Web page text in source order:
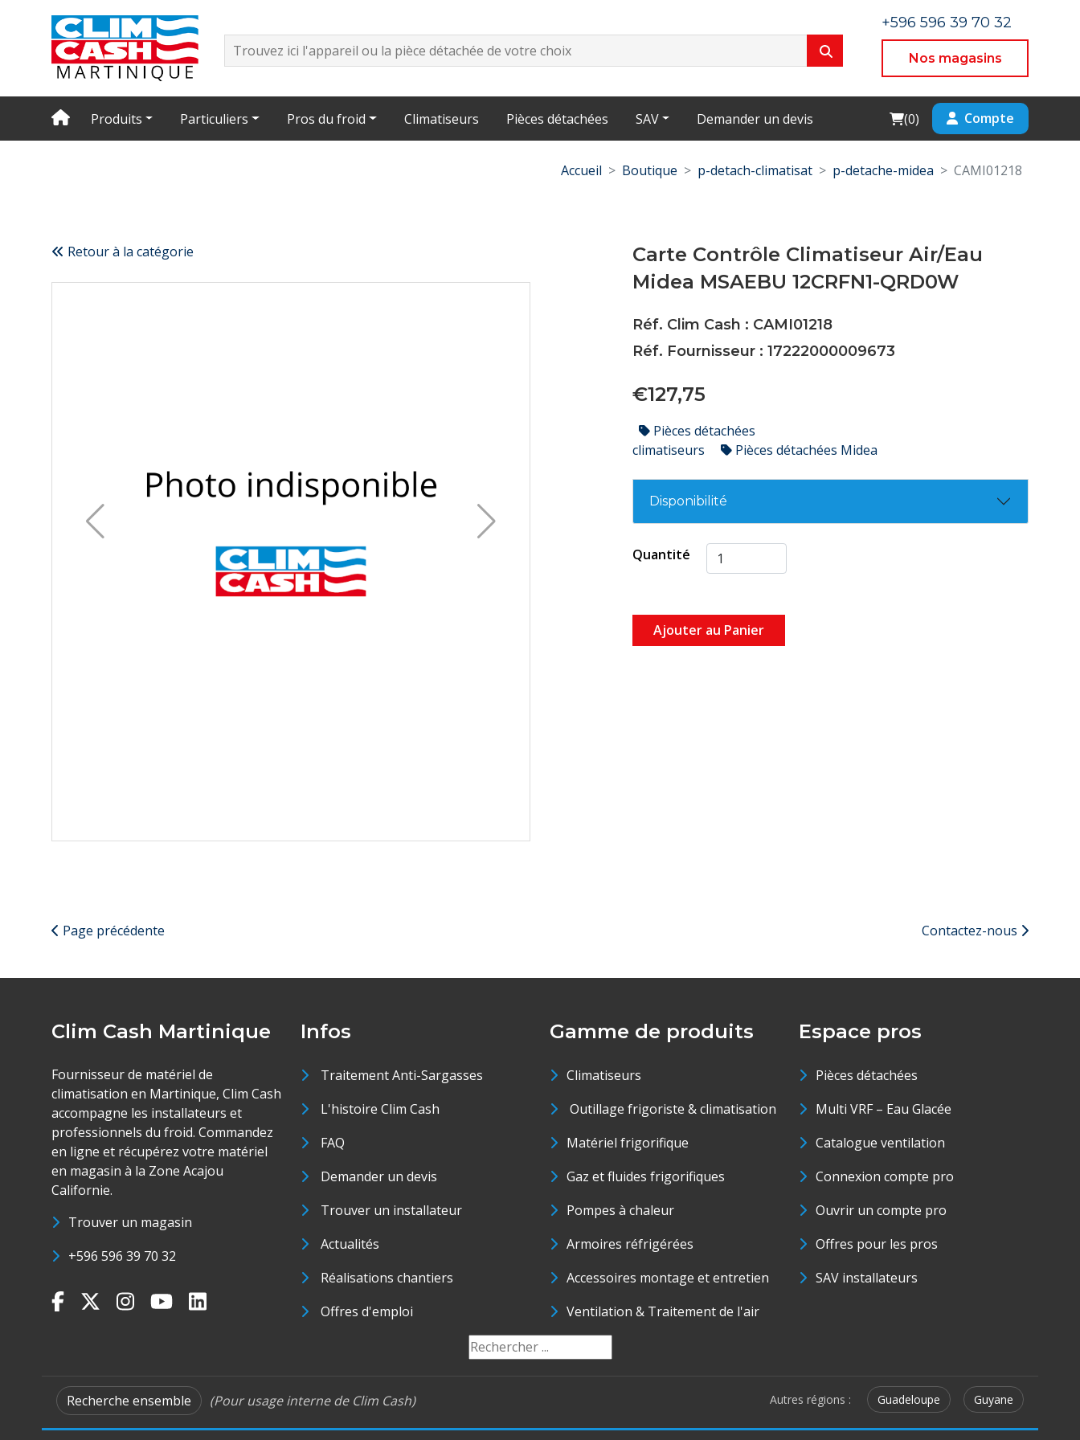
+596 596 39 70 32
Nos magasins
Produits Particuliers Pros du froid Climatiseurs Pièces détachées SAV Demander un devis Cart
(0) Compte
Accueil Boutique p-detach-climatisat p-detache-midea CAMI01218
Retour à la catégorie
Carte Contrôle Climatiseur Air/Eau
Midea MSAEBU 12CRFN1-QRD0W
Réf. Clim Cash : CAMI01218
Réf. Fournisseur : 17222000009673
€127,75
Pièces détachées
climatiseurs
Pièces détachées Midea
Disponibilité
Quantité
Ajouter au Panier
Page précédente Contactez-nous
Clim Cash Martinique
Fournisseur de matériel de
climatisation en Martinique, Clim Cash
accompagne les installateurs et
professionnels du froid. Commandez
en ligne et récupérez votre matériel
en magasin à la Zone Acajou
Californie.
Trouver un magasin
+596 596 39 70 32
Infos
Traitement Anti-Sargasses
L'histoire Clim Cash
FAQ
Demander un devis
Trouver un installateur
Actualités
Réalisations chantiers
Offres d'emploi
Gamme de produits
Climatiseurs
Outillage frigoriste & climatisation
Matériel frigorifique
Gaz et fluides frigorifiques
Pompes à chaleur
Armoires réfrigérées
Accessoires montage et entretien
Ventilation & Traitement de l'air
Espace pros
Pièces détachées
Multi VRF – Eau Glacée
Catalogue ventilation
Connexion compte pro
Ouvrir un compte pro
Offres pour les pros
SAV installateurs
Recherche ensemble (Pour usage interne de Clim Cash) Autres régions : Guadeloupe Guyane